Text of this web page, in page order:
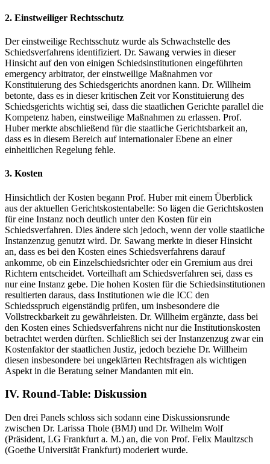
2. Einstweiliger Rechtsschutz
Der einstweilige Rechtsschutz wurde als Schwachstelle des
Schiedsverfahrens identifiziert. Dr. Sawang verwies in dieser
Hinsicht auf den von einigen Schiedsinstitutionen eingeführten
emergency arbitrator, der einstweilige Maßnahmen vor
Konstituierung des Schiedsgerichts anordnen kann. Dr. Willheim
betonte, dass es in dieser kritischen Zeit vor Konstituierung des
Schiedsgerichts wichtig sei, dass die staatlichen Gerichte parallel die
Kompetenz haben, einstweilige Maßnahmen zu erlassen. Prof.
Huber merkte abschließend für die staatliche Gerichtsbarkeit an,
dass es in diesem Bereich auf internationaler Ebene an einer
einheitlichen Regelung fehle.
3. Kosten
Hinsichtlich der Kosten begann Prof. Huber mit einem Überblick
aus der aktuellen Gerichtskostentabelle: So lägen die Gerichtskosten
für eine Instanz noch deutlich unter den Kosten für ein
Schiedsverfahren. Dies ändere sich jedoch, wenn der volle staatliche
Instanzenzug genutzt wird. Dr. Sawang merkte in dieser Hinsicht
an, dass es bei den Kosten eines Schiedsverfahrens darauf
ankomme, ob ein Einzelschiedsrichter oder ein Gremium aus drei
Richtern entscheidet. Vorteilhaft am Schiedsverfahren sei, dass es
nur eine Instanz gebe. Die hohen Kosten für die Schiedsinstitutionen
resultierten daraus, dass Institutionen wie die ICC den
Schiedsspruch eigenständig prüfen, um insbesondere die
Vollstreckbarkeit zu gewährleisten. Dr. Willheim ergänzte, dass bei
den Kosten eines Schiedsverfahrens nicht nur die Institutionskosten
betrachtet werden dürften. Schließlich sei der Instanzenzug zwar ein
Kostenfaktor der staatlichen Justiz, jedoch beziehe Dr. Willheim
diesen insbesondere bei ungeklärten Rechtsfragen als wichtigen
Aspekt in die Beratung seiner Mandanten mit ein.
IV. Round-Table: Diskussion
Den drei Panels schloss sich sodann eine Diskussionsrunde
zwischen Dr. Larissa Thole (BMJ) und Dr. Wilhelm Wolf
(Präsident, LG Frankfurt a. M.) an, die von Prof. Felix Maultzsch
(Goethe Universität Frankfurt) moderiert wurde.